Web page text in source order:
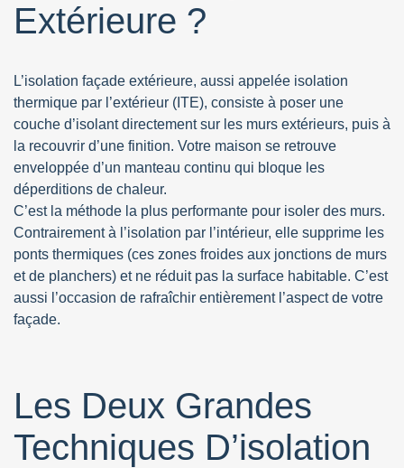
Extérieure ?
L’isolation façade extérieure, aussi appelée isolation
thermique par l’extérieur (ITE), consiste à poser une
couche d’isolant directement sur les murs extérieurs, puis à
la recouvrir d’une finition. Votre maison se retrouve
enveloppée d’un manteau continu qui bloque les
déperditions de chaleur.
C’est la méthode la plus performante pour isoler des murs.
Contrairement à l’isolation par l’intérieur, elle supprime les
ponts thermiques (ces zones froides aux jonctions de murs
et de planchers) et ne réduit pas la surface habitable. C’est
aussi l’occasion de rafraîchir entièrement l’aspect de votre
façade.
Les Deux Grandes
Techniques D’isolation